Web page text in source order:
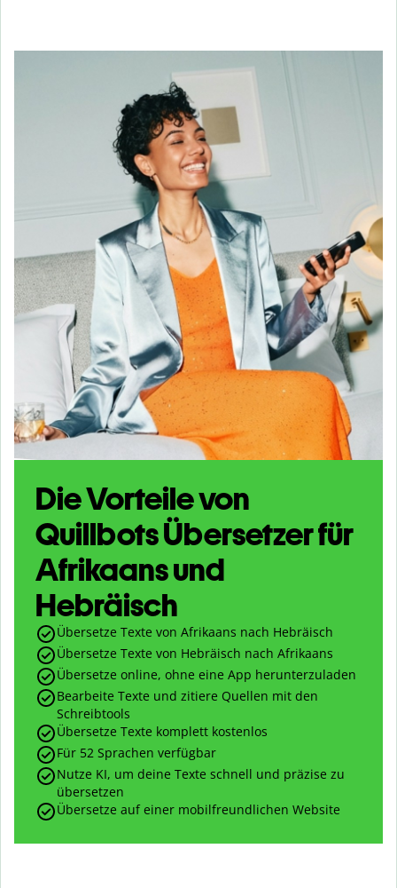
Die Vorteile von
Quillbots Übersetzer für
Afrikaans und
Hebräisch
Übersetze Texte von Afrikaans nach Hebräisch
Übersetze Texte von Hebräisch nach Afrikaans
Übersetze online, ohne eine App herunterzuladen
Bearbeite Texte und zitiere Quellen mit den
Schreibtools
Übersetze Texte komplett kostenlos
Für 52 Sprachen verfügbar
Nutze KI, um deine Texte schnell und präzise zu
übersetzen
Übersetze auf einer mobilfreundlichen Website